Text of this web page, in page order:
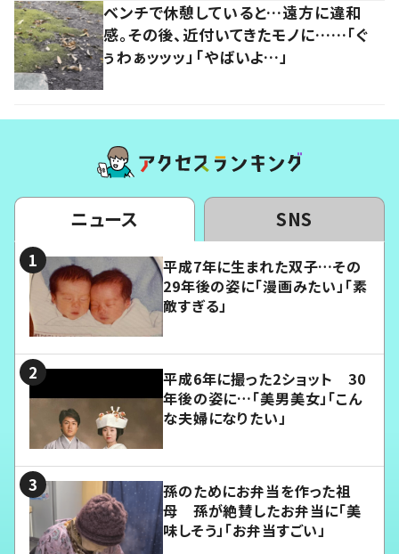
ベンチで休憩していると…遠方に違和
感。その後、近付いてきたモノに……「ぐ
ぅわぁッッッ」「やばいよ…」
ニュース SNS
平成7年に生まれた双子…その
29年後の姿に「漫画みたい」「素
敵すぎる」
平成6年に撮った2ショット 30
年後の姿に…「美男美女」「こん
な夫婦になりたい」
孫のためにお弁当を作った祖
母 孫が絶賛したお弁当に「美
味しそう」「お弁当すごい」